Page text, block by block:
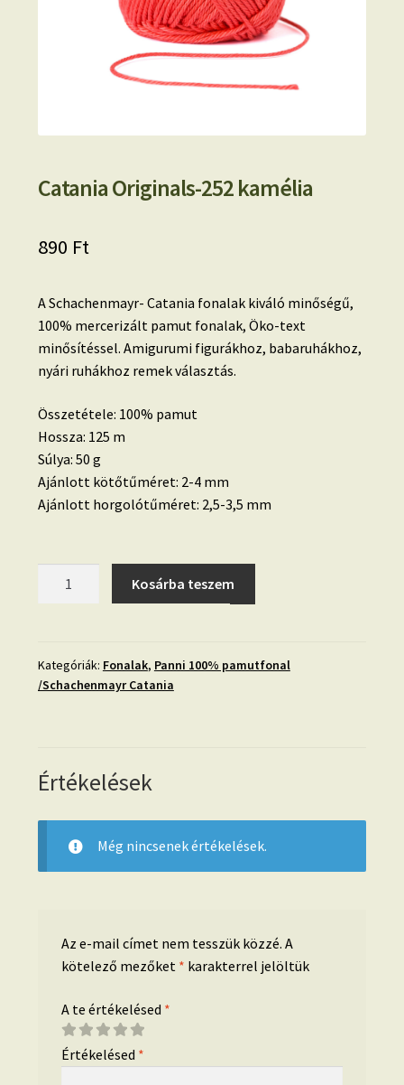
Catania Originals-252 kamélia
890 Ft
A Schachenmayr- Catania fonalak kiváló minőségű,
100% mercerizált pamut fonalak, Öko-text
minősítéssel. Amigurumi figurákhoz, babaruhákhoz,
nyári ruhákhoz remek választás.
Összetétele: 100% pamut
Hossza: 125 m
Súlya: 50 g
Ajánlott kötőtűméret: 2-4 mm
Ajánlott horgolótűméret: 2,5-3,5 mm
mennyiség
Kosárba teszem
Kategóriák: Fonalak, Panni 100% pamutfonal
/Schachenmayr Catania
Értékelések
Még nincsenek értékelések.
Az e-mail címet nem tesszük közzé. A
kötelező mezőket * karakterrel jelöltük
A te értékelésed *
Értékelésed *